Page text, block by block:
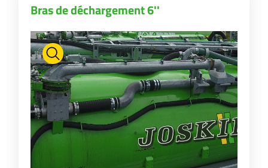
UNIVERS JOSKIN
FAN SHOP
Polski
Télécharger la brochure
Italiano
Bras de déchargement 6''